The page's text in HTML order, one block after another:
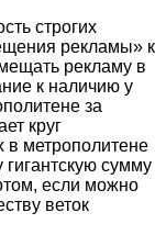
строгих
рекламы» к
рекламу в
к наличию у
за
круг
в метрополитене
сумму
если можно
веток